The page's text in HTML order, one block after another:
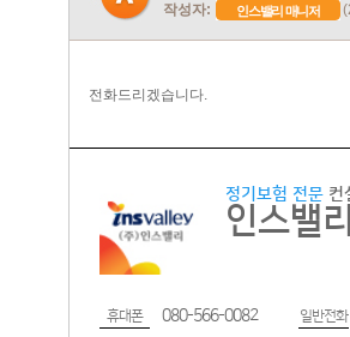
작성자: 인스밸리 매니저
전화드리겠습니다.
정기보험 전문 컨
인스밸
휴대폰 080-566-0082 일반전화